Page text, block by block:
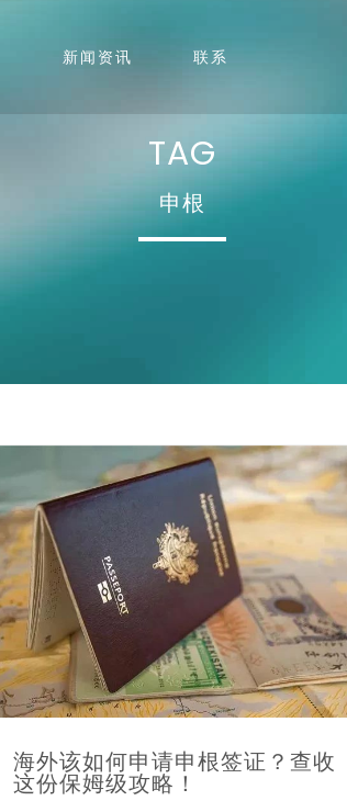
新闻资讯 联系
TAG
申根
海外该如何申请申根签证？查收
这份保姆级攻略！